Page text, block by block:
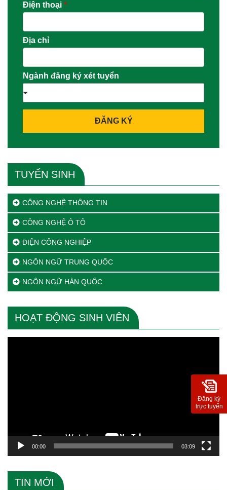
Điện thoại *
Địa chỉ
Ngành đăng ký xét tuyển
ĐĂNG KÝ
TUYỂN SINH
CÔNG NGHỆ THÔNG TIN
CÔNG NGHỆ Ô TÔ
ĐIỆN CÔNG NGHIỆP
NGÔN NGỮ TRUNG QUỐC
NGÔN NGỮ HÀN QUỐC
HOẠT ĐỘNG SINH VIÊN
00:00 03:09
TIN MỚI
Đăng ký
trực tuyến